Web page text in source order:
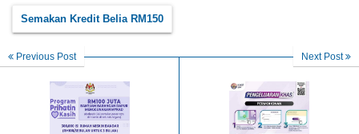
Semakan Kredit Belia RM150
Previous Post Next Post